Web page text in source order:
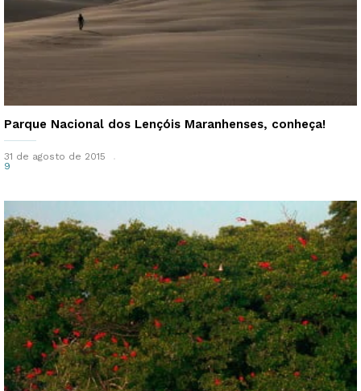
Parque Nacional dos Lençóis Maranhenses, conheça!
31 de agosto de 2015
9